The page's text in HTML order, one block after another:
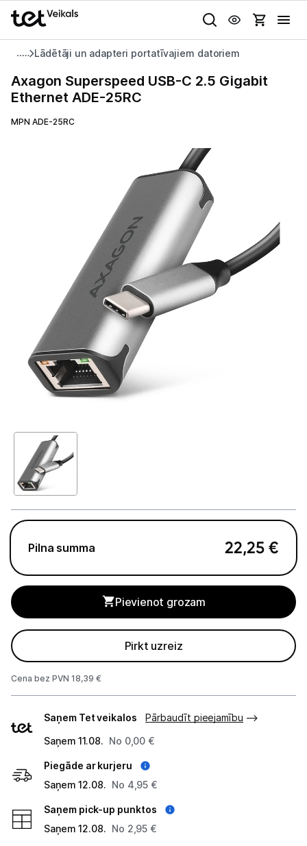
Uz kategorijam Uz galveno saturu
Lādētāji un adapteri portatīvajiem datoriem
Pasūtījuma statuss
Izvēlies kāroto ierīci izdevīgāk!
TV un audio
Datortehnika
GAMING pasaule >
Portatīvie datori un piederumi
Portatīvie datori
Somas un apvalki
Lādētāji un adapteri
Dokstacijas
Portatīvie dzesētāji
Audio
Stacionārie datori un piederumi
Spēļu konsoles un piederumi
Projektori un ekrāni
Tīkla iekārtas
Biroja piederumi
Telefoni, planšetdatori
Sadzīves tehnika
Gaišā
Globāls iestatījums animāciju aktivizēšanai vai deaktivizēšanai visā
Axagon
Superspeed
USB-
C
Axagon Superspeed USB-C 2.5 Gigabit
Ethernet ADE-25RC
MPN ADE-25RC
Pilna summa 22,25 €
Pievienot grozam
Pirkt uzreiz
Cena bez PVN 18,39 €
veidi
Saņem Tet veikalos
Pārbaudīt pieejamību
Saņem 11.08. No 0,00 €
Piegāde ar kurjeru
Saņem 12.08. No 4,95 €
Saņem pick-up punktos
Saņem 12.08. No 2,95 €